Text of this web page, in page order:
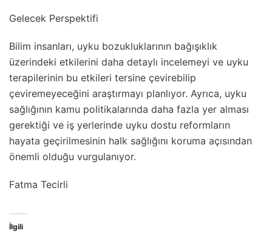
Gelecek Perspektifi
Bilim insanları, uyku bozukluklarının bağışıklık
üzerindeki etkilerini daha detaylı incelemeyi ve uyku
terapilerinin bu etkileri tersine çevirebilip
çeviremeyeceğini araştırmayı planlıyor. Ayrıca, uyku
sağlığının kamu politikalarında daha fazla yer alması
gerektiği ve iş yerlerinde uyku dostu reformların
hayata geçirilmesinin halk sağlığını koruma açısından
önemli olduğu vurgulanıyor.
Fatma Tecirli
İlgili